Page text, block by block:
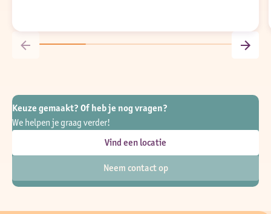
Keuze gemaakt? Of heb je nog vragen?
We helpen je graag verder!
Vind een locatie
Neem contact op